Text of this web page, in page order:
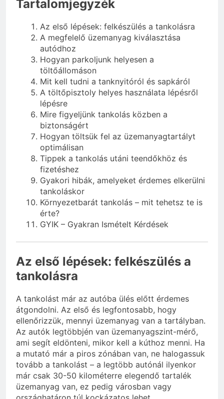
Tartalomjegyzék
Az első lépések: felkészülés a tankolásra
A megfelelő üzemanyag kiválasztása
autódhoz
Hogyan parkoljunk helyesen a
töltőállomáson
Mit kell tudni a tanknyitóról és sapkáról
A töltőpisztoly helyes használata lépésről
lépésre
Mire figyeljünk tankolás közben a
biztonságért
Hogyan töltsük fel az üzemanyagtartályt
optimálisan
Tippek a tankolás utáni teendőkhöz és
fizetéshez
Gyakori hibák, amelyeket érdemes elkerülni
tankoláskor
Környezetbarát tankolás – mit tehetsz te is
érte?
GYIK – Gyakran Ismételt Kérdések
Az első lépések: felkészülés a
tankolásra
A tankolást már az autóba ülés előtt érdemes
átgondolni. Az első és legfontosabb, hogy
ellenőrizzük, mennyi üzemanyag van a tartályban.
Az autók legtöbbjén van üzemanyagszint-mérő,
ami segít eldönteni, mikor kell a kúthoz menni. Ha
a mutató már a piros zónában van, ne halogassuk
tovább a tankolást – a legtöbb autónál ilyenkor
már csak 30-50 kilométerre elegendő tartalék
üzemanyag van, ez pedig városban vagy